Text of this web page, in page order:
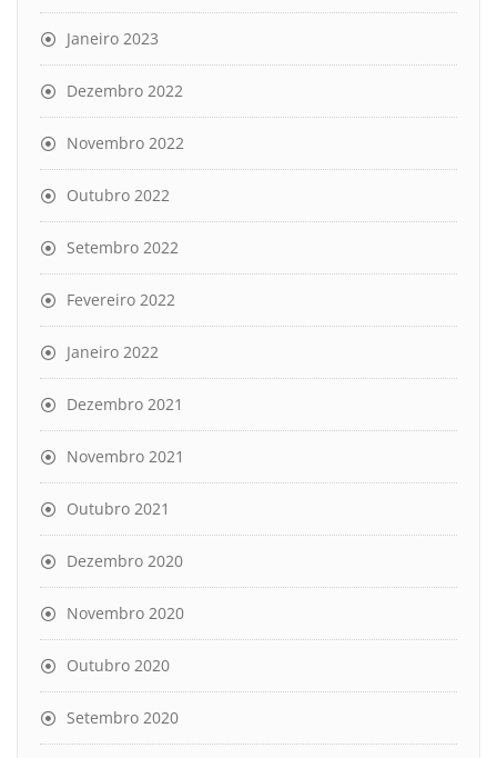
Janeiro 2023
Dezembro 2022
Novembro 2022
Outubro 2022
Setembro 2022
Fevereiro 2022
Janeiro 2022
Dezembro 2021
Novembro 2021
Outubro 2021
Dezembro 2020
Novembro 2020
Outubro 2020
Setembro 2020